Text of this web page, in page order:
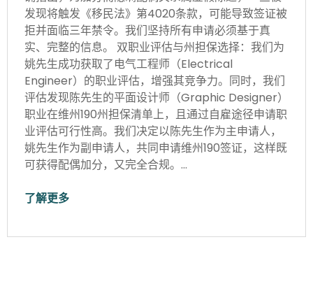
发现将触发《移民法》第4020条款，可能导致签证被
拒并面临三年禁令。我们坚持所有申请必须基于真
实、完整的信息。 双职业评估与州担保选择：我们为
姚先生成功获取了电气工程师（Electrical
Engineer）的职业评估，增强其竞争力。同时，我们
评估发现陈先生的平面设计师（Graphic Designer）
职业在维州190州担保清单上，且通过自雇途径申请职
业评估可行性高。我们决定以陈先生作为主申请人，
姚先生作为副申请人，共同申请维州190签证，这样既
可获得配偶加分，又完全合规。…
了解更多